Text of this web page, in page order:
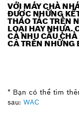
VỚI MÁY CHÀ
ĐƯỢC NHỮNG
THAO TÁC TRÊN
LOẠI HAY NHỰA.
CẢ NHU CẦU
CẢ TRÊN NHỮNG
* Bạn có thể tìm
sau: WAC